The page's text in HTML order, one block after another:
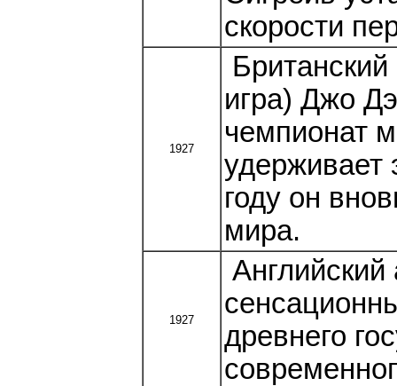
скорости
1927
игра) Джо
чемпионат
удерживает
году он
мира.
1927
древнего